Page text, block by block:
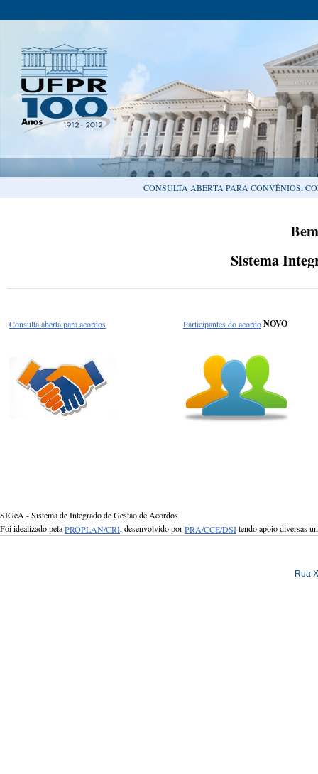
CONSULTA ABERTA PARA CONVÊNIOS,
Sistema
Consulta aberta para acordos Participantes do acordoNOVO
SIGeA - Sistema de Integrado de Gestão de Acordos
Foi idealizado pelaPROPLAN/CRI, desenvolvido porPRA/CCE/DSItendo apoio diversas
Rua